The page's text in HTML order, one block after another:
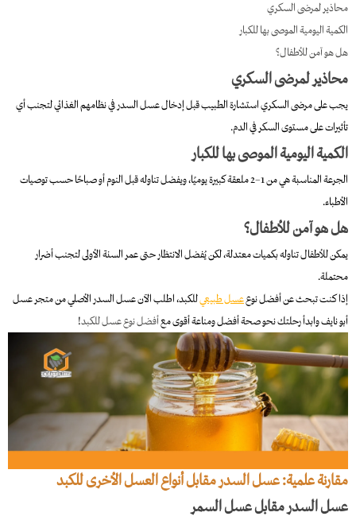
محاذير لمرضى السكري
الكمية اليومية الموصى بها للكبار
هل هو آمن للأطفال؟
محاذير لمرضى السكري
يجب على مرضى السكري استشارة الطبيب قبل إدخال عسل السدر في نظامهم الغذائي لتجنب أي
تأثيرات على مستوى السكر في الدم.
الكمية اليومية الموصى بها للكبار
الجرعة المناسبة هي من 1–2 ملعقة كبيرة يوميًا، ويفضل تناوله قبل النوم أو صباحًا حسب توصيات
الأطباء.
هل هو آمن للأطفال؟
يمكن للأطفال تناوله بكميات معتدلة، لكن يُفضل الانتظار حتى عمر السنة الأولى لتجنب أضرار
محتملة.
إذا كنت تبحث عن أفضل نوععسل طبيعيللكبد، اطلب الآن عسل السدر الأصلي من متجر عسل
أبو نايف وابدأ رحلتك نحو صحة أفضل ومناعة أقوى معأفضل نوع عسل للكبد!
مقارنة علمية: عسل السدر مقابل أنواع العسل الأخرى للكبد
عسل السدر مقابل عسل السمر